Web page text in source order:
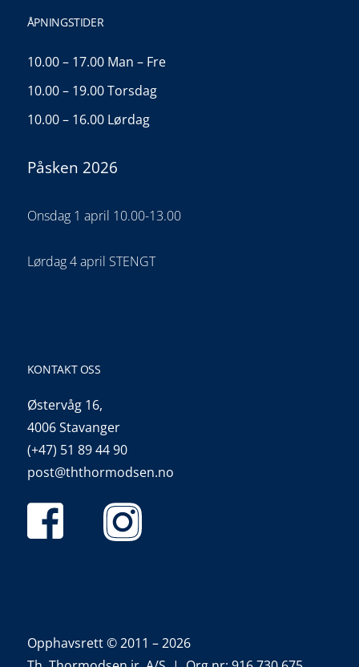
ÅPNINGSTIDER
10.00 – 17.00 Man – Fre
10.00 – 19.00 Torsdag
10.00 – 16.00 Lørdag
Påsken 2026
Onsdag 1 april 10.00-13.00
Lørdag 4 april STENGT
KONTAKT OSS
Østervåg 16,
4006 Stavanger
(+47) 51 89 44 90
post@ththormodsen.no
Opphavsrett © 2011 – 2026